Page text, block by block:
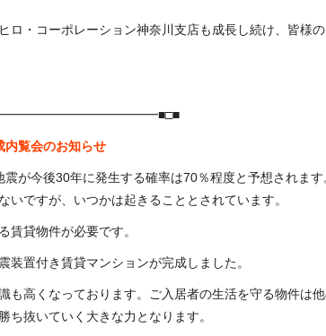
ロ・コーポレーション神奈川 支店も成長し続け、皆様
内覧会のお知らせ
が今後30年に発生する確率は70％程度と予想されます
いですが、いつかは起きることとされています。
賃貸物件が必要です。
装置付き賃貸マンションが完成しました。
も高くなっております。ご入居者の生活を守る物件は
ち抜いていく大きな力となります。